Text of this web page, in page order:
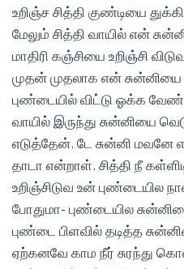
உறிஞ்ச சித்தி குண்டியை
மேலும் சித்தி வாயில் என்
மாதிரி கஞ்சியை உறிஞ்சி
முதன் முதலாக என்
புண்டையில் விட்டு ஓக்க
வாயில் இருந்து சுன்னியை
எடுத்தேன். டே சுன்னி மவனே
தாடா என்றாள். சித்தி நீ
உறிஞ்சிடுவ உன் புண்டையில
போதுமா- புண்டையில
புண்டை பிளவில் தடித்த
ஏற்கனவே காம நீர் சுரந்து